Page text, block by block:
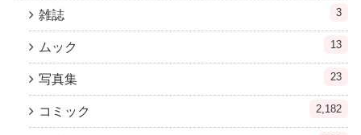
雑誌 3
ムック 13
写真集 23
コミック 2,182